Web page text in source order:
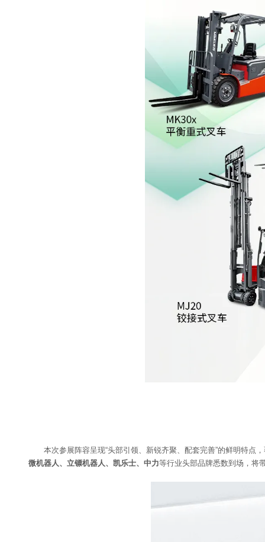
本次参展阵容呈现“头部引领、新锐齐聚、配套完善”的鲜明特点
微机器人、立镖机器人、凯乐士、中力等行业头部品牌悉数到场，将